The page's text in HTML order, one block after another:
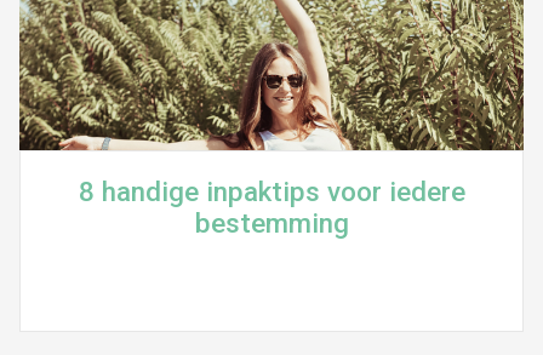
8 handige inpaktips voor iedere
bestemming